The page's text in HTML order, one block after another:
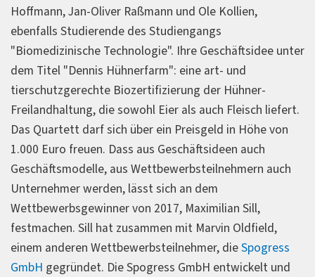
Hoffmann, Jan-Oliver Raßmann und Ole Kollien,
ebenfalls Studierende des Studiengangs
"Biomedizinische Technologie". Ihre Geschäftsidee unter
dem Titel "Dennis Hühnerfarm": eine art- und
tierschutzgerechte Biozertifizierung der Hühner-
Freilandhaltung, die sowohl Eier als auch Fleisch liefert.
Das Quartett darf sich über ein Preisgeld in Höhe von
1.000 Euro freuen. Dass aus Geschäftsideen auch
Geschäftsmodelle, aus Wettbewerbsteilnehmern auch
Unternehmer werden, lässt sich an dem
Wettbewerbsgewinner von 2017, Maximilian Sill,
festmachen. Sill hat zusammen mit Marvin Oldfield,
einem anderen Wettbewerbsteilnehmer, dieSpogress
GmbH gegründet. Die Spogress GmbH entwickelt und